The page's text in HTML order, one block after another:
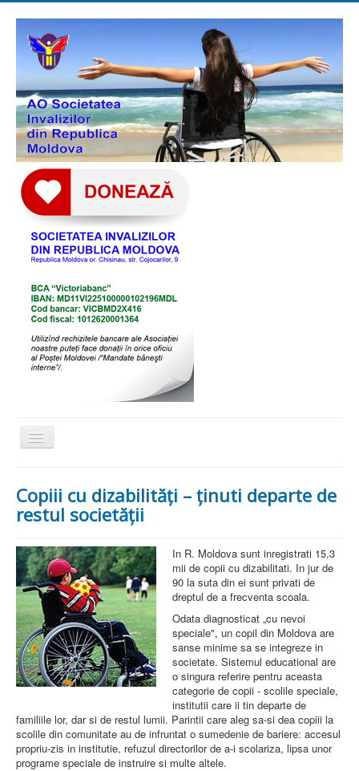
Comută
navigarea
Despre noi
Social
Proiecte
Actiuni de caritate
Legislatie
Scrisori de multumire
Contacte
Copiii cu dizabilităţi – ţinuti departe de
restul societăţii
In R. Moldova sunt inregistrati 15,3
mii de copii cu dizabilitati. In jur de
90 la suta din ei sunt privati de
dreptul de a frecventa scoala.
Odata diagnosticat „cu nevoi
speciale", un copil din Moldova are
sanse minime sa se integreze in
societate. Sistemul educational are
o singura referire pentru aceasta
categorie de copii - scolile speciale,
institutii care ii tin departe de
familiile lor, dar si de restul lumii. Parintii care aleg sa-si dea copiii la
scolile din comunitate au de infruntat o sumedenie de bariere: accesul
propriu-zis in institutie, refuzul directorilor de a-i scolariza, lipsa unor
programe speciale de instruire si multe altele.